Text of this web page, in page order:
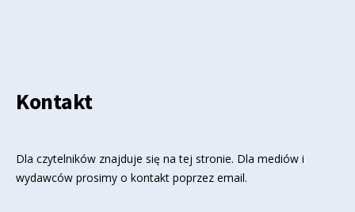
Kontakt
Dla czytelników znajduje się na tej stronie. Dla mediów i
wydawców prosimy o kontakt poprzez email.